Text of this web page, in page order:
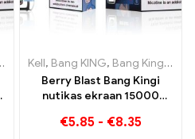
,
Kell, Bang KING, Bang Kingi nutikas ekraan 15000 Puff
Berry Blast Bang Kingi
nutikas ekraan 15000
ühekordset e-sigaretti
€5.85 - €8.35